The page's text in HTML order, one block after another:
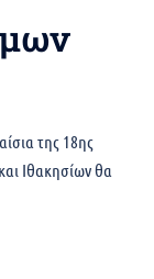
της 18ης
Ιθακησίων θα